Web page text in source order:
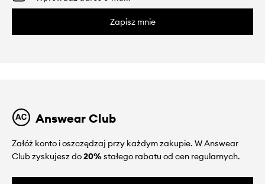
Zapisz mnie
Answear Club
Załóż konto i oszczędzaj przy każdym zakupie. W Answear
Club zyskujesz do20%stałego rabatu od cen regularnych.